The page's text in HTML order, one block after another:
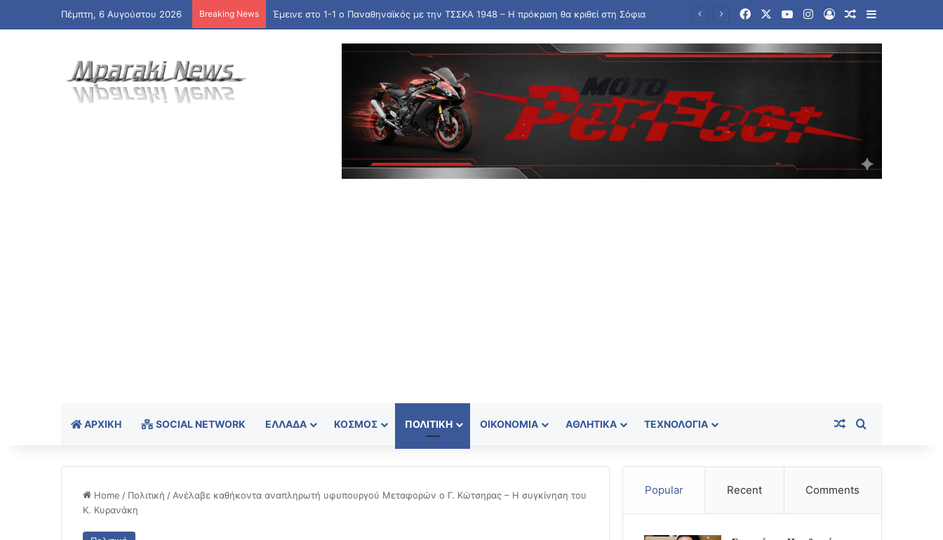
Πέμπτη, 6 Αυγούστου 2026 Breaking News Έμεινε στο 1-1 ο Παναθηναϊκός με την ΤΣΣΚΑ 1948 – Η πρόκριση θα κριθεί στη Σόφια FacebookYouTubeInstagram
Log InRandom Article
Sidebar
ΑΡΧΙΚΉ SOCIAL NETWORK ΕΛΛΆΔΑ ΚΌΣΜΟΣ ΠΟΛΙΤΙΚΉ ΟΙΚΟΝΟΜΊΑ ΑΘΛΗΤΙΚΆ ΤΕΧΝΟΛΟΓΊΑ Random Article
Home / Πολιτική / Ανέλαβε καθήκοντα αναπληρωτή υφυπουργού Μεταφορών ο Γ. Κώτσηρας – Η συγκίνηση του
Κ. Κυρανάκη
Popular Recent Comments